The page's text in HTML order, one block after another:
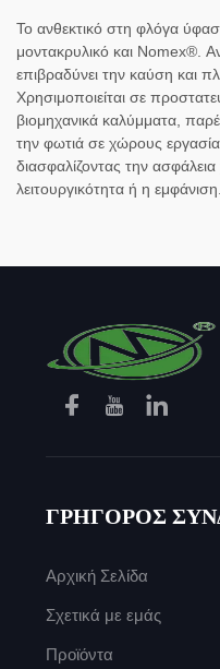
Το ανθεκτικό στη φλόγα
μοντακρυλικό και Nomex®.
επιβραδύνει την καύση και
Χρησιμοποιείται σε
βιομηχανικά καλύμματα,
την φωτιά σε χώρους
διασφαλίζοντας την
λειτουργικότητα ή η εμφάνιση.
ΓΡΗΓΟΡΟΣ
Αρχική Σελίδα
Σχετικά με εμάς
Προϊόντα